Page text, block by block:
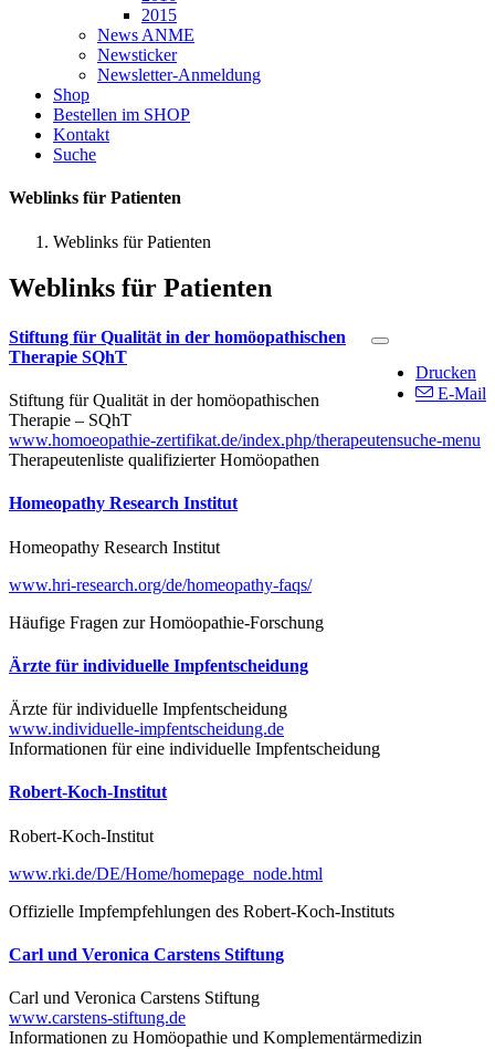
2015
News ANME
Newsticker
Newsletter-Anmeldung
Shop
Bestellen im SHOP
Kontakt
Suche
Weblinks für Patienten
Weblinks für Patienten
Weblinks für Patienten
Drucken
E-Mail
Stiftung für Qualität in der homöopathischen
Therapie SQhT
Stiftung für Qualität in der homöopathischen
Therapie – SQhT
www.homoeopathie-zertifikat.de/index.php/therapeutensuche-menu
Therapeutenliste qualifizierter Homöopathen
Homeopathy Research Institut
Homeopathy Research Institut
www.hri-research.org/de/homeopathy-faqs/
Häufige Fragen zur Homöopathie-Forschung
Ärzte für individuelle Impfentscheidung
Ärzte für individuelle Impfentscheidung
www.individuelle-impfentscheidung.de
Informationen für eine individuelle Impfentscheidung
Robert-Koch-Institut
Robert-Koch-Institut
www.rki.de/DE/Home/homepage_node.html
Offizielle Impfempfehlungen des Robert-Koch-Instituts
Carl und Veronica Carstens Stiftung
Carl und Veronica Carstens Stiftung
www.carstens-stiftung.de
Informationen zu Homöopathie und Komplementärmedizin